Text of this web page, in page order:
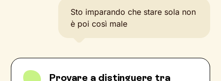
Sto imparando che stare sola non
è poi così male
Provare a distinguere tra